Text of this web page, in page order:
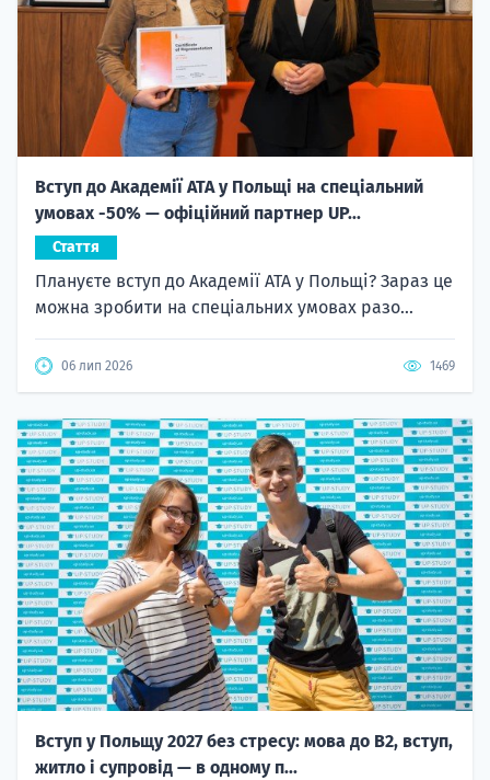
Вступ до Академії ATA у Польщі на спеціальний
умовах -50% — офіційний партнер UP...
Стаття
Плануєте вступ до Академії ATA у Польщі? Зараз це
можна зробити на спеціальних умовах разо...
06 лип 2026 1469
Вступ у Польщу 2027 без стресу: мова до B2, вступ,
житло і супровід — в одному п...